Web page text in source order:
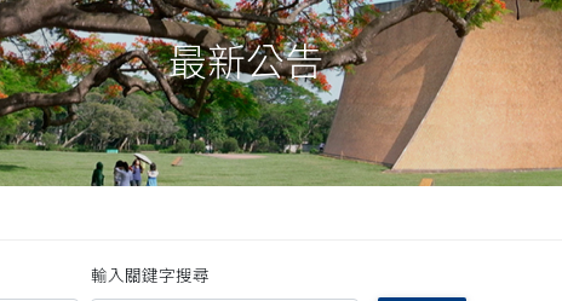
最新公告
輸入關鍵字搜尋